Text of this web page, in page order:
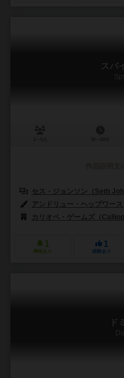
スパ
セス・ジョンソン（Seth
アンドリュー・ヘップワー
カリオペ・ゲームズ（
1
興味あり
1
経験あり
ド